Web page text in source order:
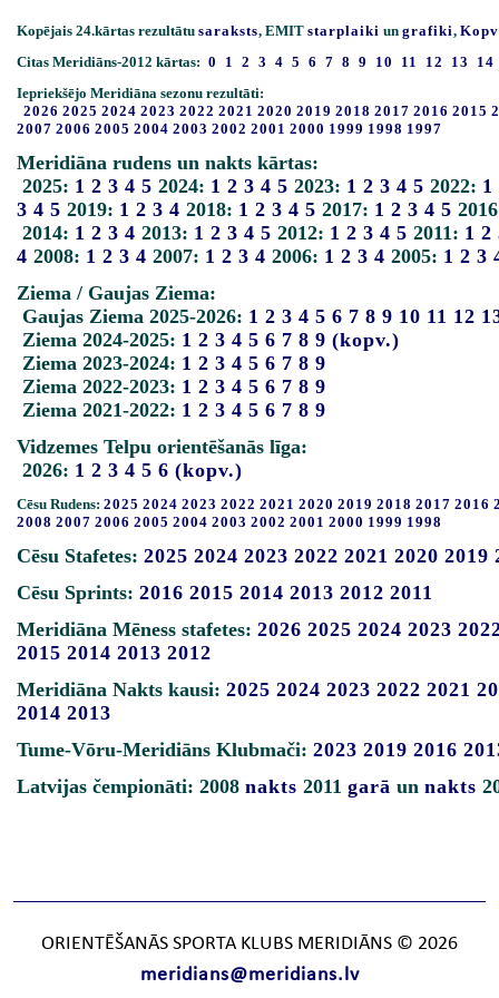
Kopējais 24.kārtas rezultātu saraksts, EMIT starplaiki un grafiki,
Citas Meridiāns-2012 kārtas: 0 1 2 3 4 5 6 7 8 9 10 11 12 13
14
Iepriekšējo Meridiāna sezonu rezultāti:
2026 2025 2024 2023 2022 2021 2020 2019 2018 2017 2016 2015
2007 2006 2005 2004 2003 2002 2001 2000 1999 1998 1997
Meridiāna rudens un nakts kārtas:
2025: 1 2 3 4 5 2024: 1 2 3 4 5 2023: 1 2 3 4 5 2022: 1
3 4 5 2019: 1 2 3 4 2018: 1 2 3 4 5 2017: 1 2 3 4 5
2014: 1 2 3 4 2013: 1 2 3 4 5 2012: 1 2 3 4 5 2011: 1 2
4 2008: 1 2 3 4 2007: 1 2 3 4 2006: 1 2 3 4 2005: 1 2 3
Ziema / Gaujas Ziema:
Gaujas Ziema 2025-2026: 1 2 3 4 5 6 7 8 9 10 11 12
Ziema 2024-2025: 1 2 3 4 5 6 7 8 9 (kopv.)
Ziema 2023-2024: 1 2 3 4 5 6 7 8 9
Ziema 2022-2023: 1 2 3 4 5 6 7 8 9
Ziema 2021-2022: 1 2 3 4 5 6 7 8 9
Vidzemes Telpu orientēšanās līga:
2026: 1 2 3 4 5 6 (kopv.)
Cēsu Rudens: 2025 2024 2023 2022 2021 2020 2019 2018 2017 2016
2008 2007 2006 2005 2004 2003 2002 2001 2000 1999 1998
Cēsu Stafetes: 2025 2024 2023 2022 2021 2020 2019
Cēsu Sprints: 2016 2015 2014 2013 2012 2011
Meridiāna Mēness stafetes: 2026 2025 2024 2023
2015 2014 2013 2012
Meridiāna Nakts kausi: 2025 2024 2023 2022 2021
2014 2013
Tume-Vōru-Meridiāns Klubmači: 2023 2019 2016
Latvijas čempionāti: 2008 nakts 2011 garā un nakts
ORIENTĒŠANĀS SPORTA KLUBS MERIDIĀNS © 2026
meridians@meridians.lv